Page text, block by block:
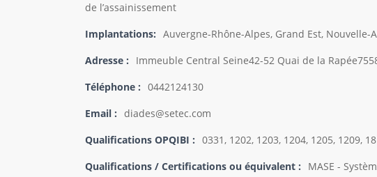
de l’assainissement
Implantations: Auvergne-Rhône-Alpes, Grand Est,
Adresse :
Immeuble Central Seine42-52 Quai de la
Téléphone : 0442124130
Email : diades@setec.com
Qualifications OPQIBI : 0331, 1202, 1203, 1204, 1205, 1209,
Qualifications / Certifications ou équivalent :
MASE -